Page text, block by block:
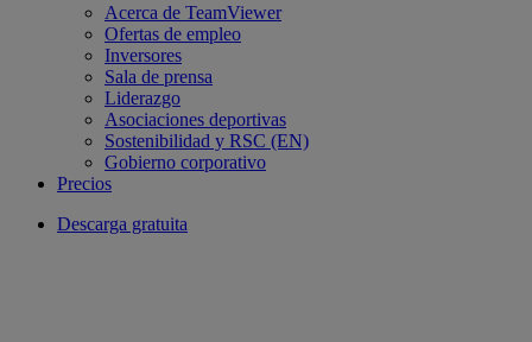
Acerca de TeamViewer
Ofertas de empleo
Inversores
Sala de prensa
Liderazgo
Asociaciones deportivas
Sostenibilidad y RSC (EN)
Gobierno corporativo
Precios
Descarga gratuita